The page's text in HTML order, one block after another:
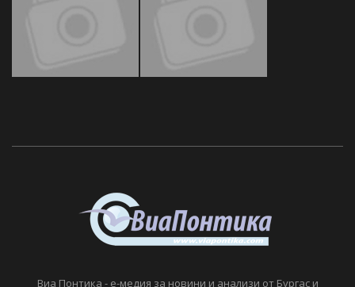
Виа Понтика - е-медия за новини и анализи от Бургас и